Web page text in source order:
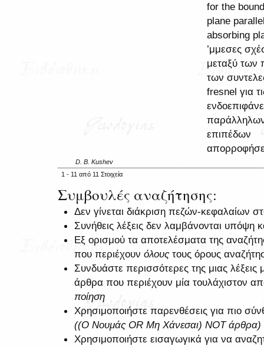
for the
plane
absorbing
’μμεσες
μεταξύ των
των
fresnel για
επιπέδων
D. B. Kushev
1 - 11 από 11 Στοιχεία
Συμβουλές αναζήτησης:
Δεν γίνεται διάκριση πεζών-κεφαλαίων
Συνήθεις λέξεις δεν λαμβάνονται υπόψη
Εξ ορισμού τα αποτελέσματα της
που περιέχουν όλους τους όρους
Συνδυάστε περισσότερες της μιας λέξεις
άρθρα που περιέχουν μία τουλάχιστον
ποίηση
Χρησιμοποιήστε παρενθέσεις για πιο
((Ο Νουμάς OR Μη Χάνεσαι) NOT άρθρα)
Χρησιμοποιήστε εισαγωγικά για να